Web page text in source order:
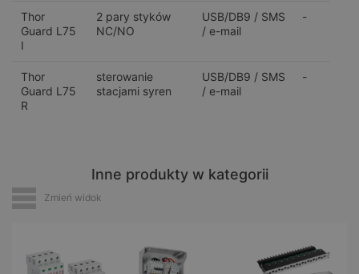
Thor
Guard L75
I
2 pary styków
NC/NO
USB/DB9 / SMS
/ e-mail
-
Thor
Guard L75
R
sterowanie
stacjami syren
USB/DB9 / SMS
/ e-mail
-
Inne produkty w kategorii
Zmień widok